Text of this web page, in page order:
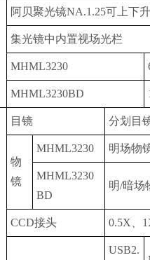
阿贝聚光镜NA.1.25可上下
集光镜中内置视场光栏
MHML3230
MHML3230BD
目镜 分划目
物
镜
MHML3230 明场物
MHML3230
BD
明/暗场
CCD接头 0.5X、
USB2.